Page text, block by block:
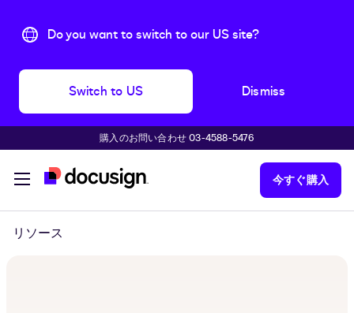
Do you want to switch to our US site?
Switch to US Dismiss
購入のお問い合わせ 03-4588-5476
今すぐ購入
リソース